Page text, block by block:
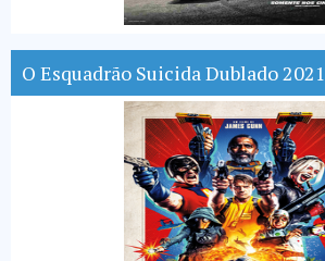
O Esquadrão Suicida Dublado 2021